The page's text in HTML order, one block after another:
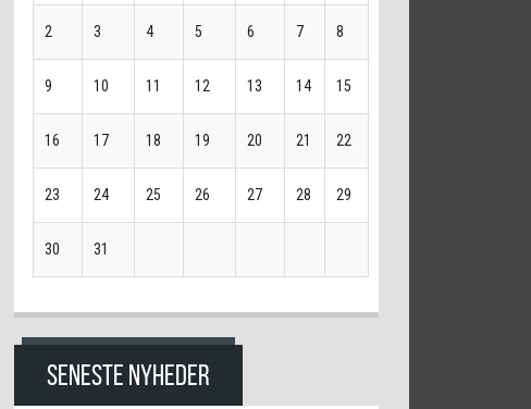
2 3 4 5 6 7 8
9 10 11 12 13 14 15
16 17 18 19 20 21 22
23 24 25 26 27 28 29
30 31
SENESTE NYHEDER